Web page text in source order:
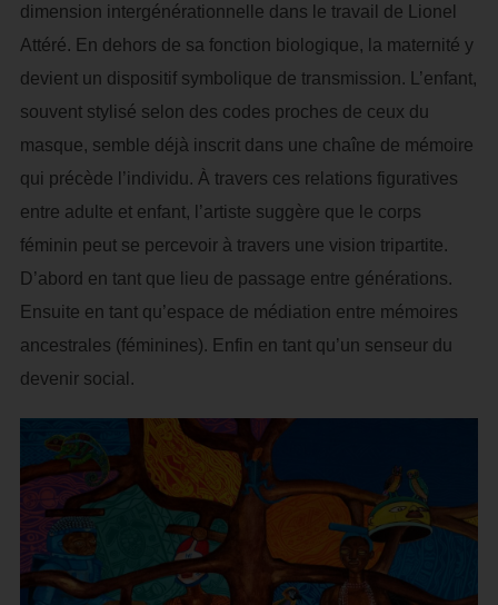
dimension intergénérationnelle dans le travail de Lionel
Attéré. En dehors de sa fonction biologique, la maternité y
devient un dispositif symbolique de transmission. L’enfant,
souvent stylisé selon des codes proches de ceux du
masque, semble déjà inscrit dans une chaîne de mémoire
qui précède l’individu. À travers ces relations figuratives
entre adulte et enfant, l’artiste suggère que le corps
féminin peut se percevoir à travers une vision tripartite.
D’abord en tant que lieu de passage entre générations.
Ensuite en tant qu’espace de médiation entre mémoires
ancestrales (féminines). Enfin en tant qu’un senseur du
devenir social.